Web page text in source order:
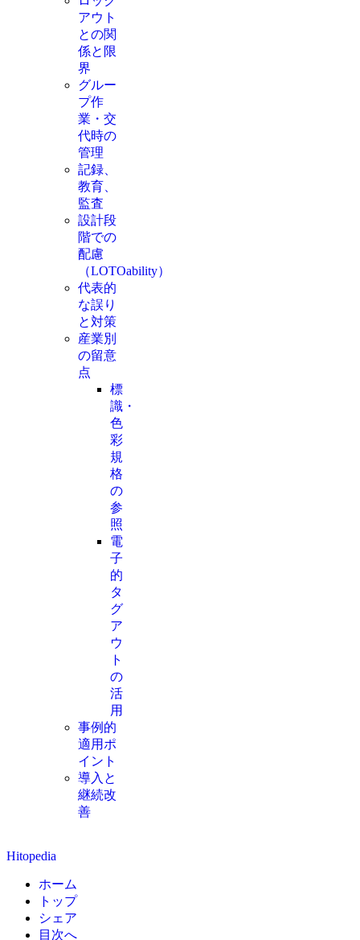
アウト
との関
係と限
界
グルー
プ作
業・交
代時の
管理
記録、
教育、
監査
設計段
階での
配慮
（LOTOability）
代表的
な誤り
と対策
産業別
の留意
点
標
識・
色
彩
規
格
の
参
照
電
子
的
タ
グ
ア
ウ
ト
の
活
用
事例的
適用ポ
イント
導入と
継続改
善
Hitopedia
ホーム
トップ
シェア
目次へ